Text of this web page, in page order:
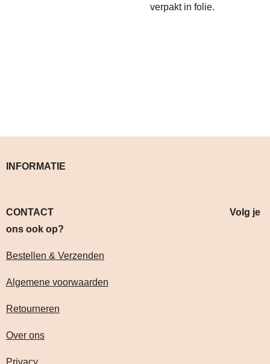
verpakt in folie.
INFORMATIE
CONTACT Volg je
ons ook op?
Bestellen & Verzenden
Algemene voorwaarden
Retourneren
Over ons
Privacy